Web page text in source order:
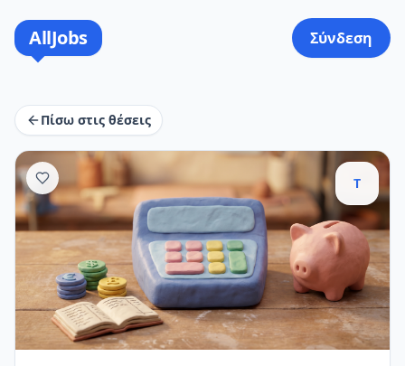
AllJobs Σύνδεση
Πίσω στις θέσεις
T